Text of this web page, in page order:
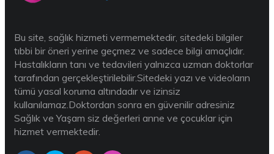
Bu site, sağlık hizmeti vermemektedir, sitedeki bilgiler
tıbbi bir öneri yerine geçmez ve sadece bilgi amaçlıdır.
Hastalıkların tanı ve tedavileri yalnızca uzman doktorlar
tarafından gerçekleştirilebilir.Sitedeki yazı ve videoların
tümü yasal koruma altındadır ve izinsiz
kullanılamaz.Doktordan sonra en güvenilir adresiniz
Sağlık ve Yaşam siz değerleri anne ve çocuklar için
hizmet vermektedir.